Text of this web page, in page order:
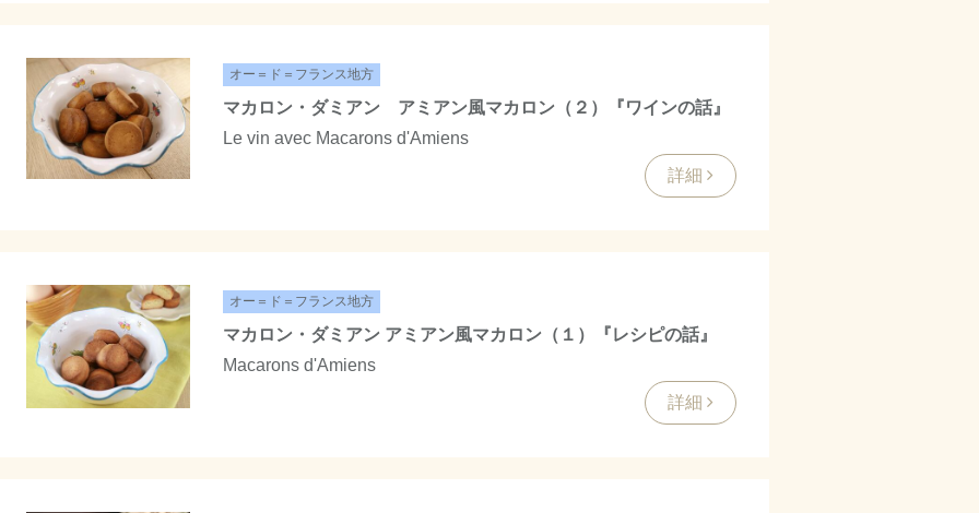
オー＝ド＝フランス地方
マカロン・ダミアン アミアン風マカロン（２）『ワインの話』
Le vin avec Macarons d'Amiens
詳細
オー＝ド＝フランス地方
マカロン・ダミアン アミアン風マカロン（１）『レシピの話』
Macarons d'Amiens
詳細